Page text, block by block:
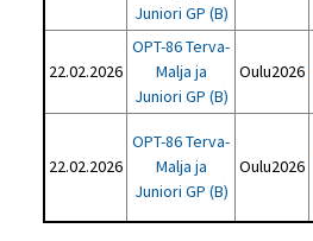
Juniori GP (B)
22.02.2026
OPT-86 Terva-
Malja ja
Juniori GP (B)
Oulu2026
22.02.2026
OPT-86 Terva-
Malja ja
Juniori GP (B)
Oulu2026